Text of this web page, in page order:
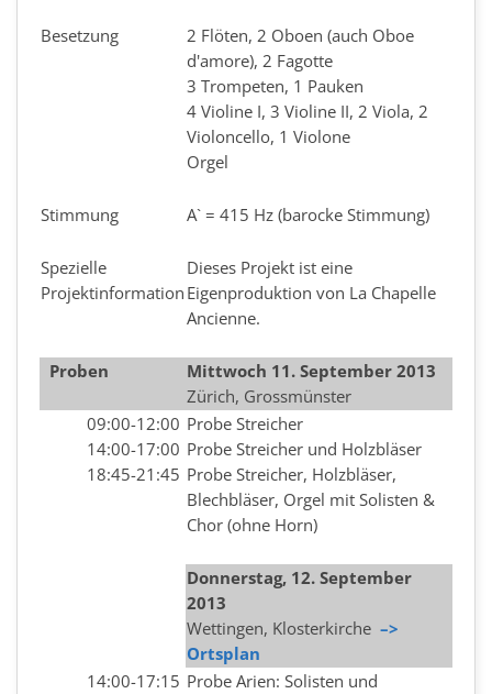
Besetzung
2 Flöten, 2 Oboen (auch Oboe
d'amore), 2 Fagotte
3 Trompeten, 1 Pauken
4 Violine I, 3 Violine II, 2 Viola, 2
Violoncello, 1 Violone
Orgel
Stimmung A` = 415 Hz (barocke Stimmung)
Spezielle
Projektinformation
Dieses Projekt ist eine
Eigenproduktion von La Chapelle
Ancienne.
Proben Mittwoch 11. September 2013
Zürich, Grossmünster
09:00-12:00
14:00-17:00
18:45-21:45
Probe Streicher
Probe Streicher und Holzbläser
Probe Streicher, Holzbläser,
Blechbläser, Orgel mit Solisten &
Chor (ohne Horn)
Donnerstag, 12. September
2013
Wettingen, Klosterkirche –>
Ortsplan
14:00-17:15 Probe Arien: Solisten und